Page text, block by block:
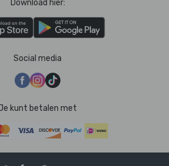
Download hier:
Social media
kunt betalen met